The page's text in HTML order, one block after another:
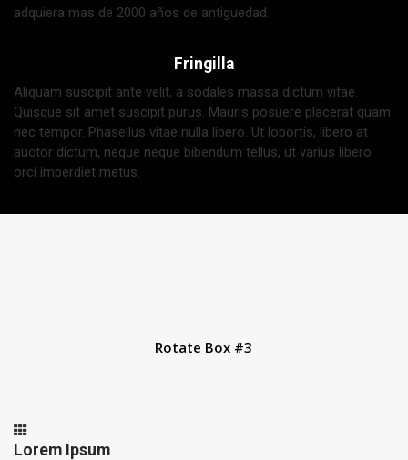
adquiera mas de 2000 años de antiguedad.
Fringilla
Aliquam suscipit ante velit, a sodales massa dictum vitae.
Quisque sit amet suscipit purus. Mauris posuere placerat quam
nec tempor. Phasellus vitae nulla libero. Ut lobortis, libero at
auctor dictum, neque neque bibendum tellus, ut varius libero
orci imperdiet metus.
Rotate Box #3
Lorem Ipsum